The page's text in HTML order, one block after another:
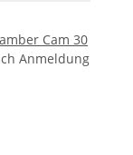
Cam 30
Anmeldung